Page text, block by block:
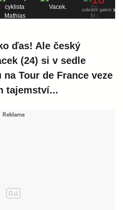
zobrazit galerii
ďas! Ale český
(24) si v sedle
Tour de France veze
tajemství...